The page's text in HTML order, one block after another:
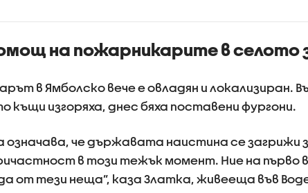
споделянето в
информация къде има
проверки на пътя
на пожарникарите в селото
в Ямболско вече е овладян и локализиран.
къщи изгоряха, днес бяха поставени фургони.
означава, че държавата наистина се загрижи
в този тежък момент. Ние на първо
от тези неща”, каза Златка, живееща във